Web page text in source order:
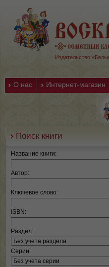
Издательство
О нас Интернет-магазин
Поиск книги
Название книги:
Автор:
Ключевое слово:
ISBN:
Раздел:
Серии: